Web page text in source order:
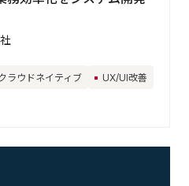
ラウドネイティブ UX/UI改善